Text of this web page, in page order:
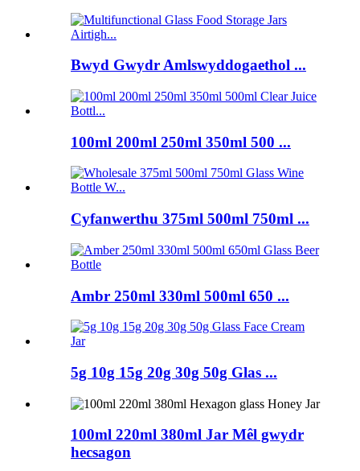
Bwyd Gwydr Amlswyddogaethol ...
100ml 200ml 250ml 350ml 500 ...
Cyfanwerthu 375ml 500ml 750ml ...
Ambr 250ml 330ml 500ml 650 ...
5g 10g 15g 20g 30g 50g Glas ...
100ml 220ml 380ml Jar Mêl gwydr
hecsagon